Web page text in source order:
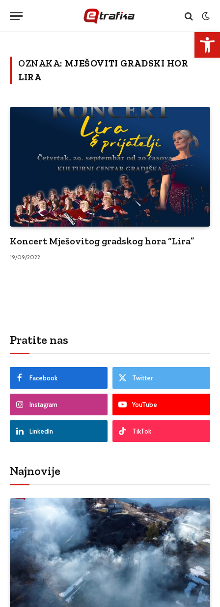
OZNAKA: MJEŠOVITI GRADSKI HOR
LIRA
Koncert Mješovitog gradskog hora “Lira”
19/09/2022
Pratite nas
Facebook Twitter
Instagram YouTube
LinkedIn TikTok
Najnovije